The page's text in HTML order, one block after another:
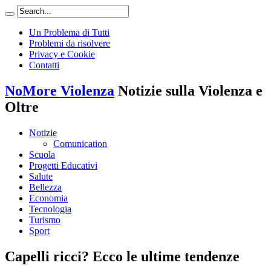
Un Problema di Tutti
Problemi da risolvere
Privacy e Cookie
Contatti
NoMore Violenza Notizie sulla Violenza e
Oltre
Notizie
Comunication
Scuola
Progetti Educativi
Salute
Bellezza
Economia
Tecnologia
Turismo
Sport
Capelli ricci? Ecco le ultime tendenze